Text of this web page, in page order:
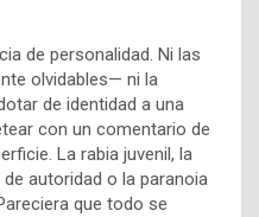
de personalidad. Ni las
olvidables— ni la
de identidad a una
con un comentario de
La rabia juvenil, la
autoridad o la paranoia
que todo se